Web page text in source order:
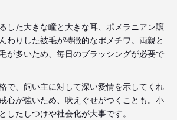
した大きな瞳と大きな耳、ポメラニアン譲
わりした被毛が特徴的なポメチワ。両親と
が多いため、毎日のブラッシングが必要で
で、飼い主に対して深い愛情を示してくれ
心が強いため、吠えぐせがつくことも。小
したしつけや社会化が大事です。